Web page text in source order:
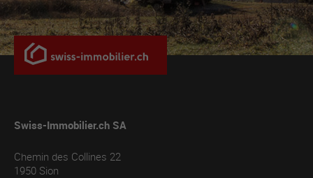
Swiss-Immobilier.ch SA
Chemin des Collines 22
1950 Sion